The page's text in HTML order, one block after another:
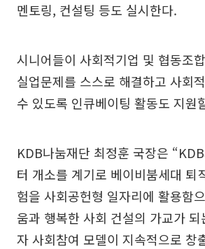
멘토링, 컨설팅 등도 실시한다.
시니어들이 사회적기업 및 협동조
실업문제를 스스로 해결하고 사회
수 있도록 인큐베이팅 활동도 지원
KDB나눔재단 최정훈 국장은
터 개소를 계기로 베이비붐세대 퇴
험을 사회공헌형 일자리에 활용함
움과 행복한 사회 건설의 가교가
자 사회참여 모델이 지속적으로 창